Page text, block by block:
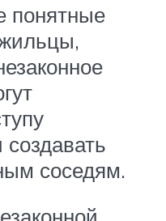
понятные
соседям.